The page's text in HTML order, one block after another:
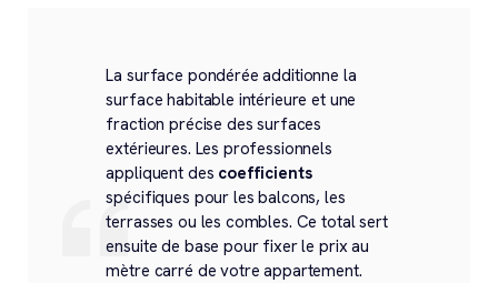
La surface pondérée additionne la
surface habitable intérieure et une
fraction précise des surfaces
extérieures. Les professionnels
appliquent des coefficients
spécifiques pour les balcons, les
terrasses ou les combles. Ce total sert
ensuite de base pour fixer le prix au
mètre carré de votre appartement.